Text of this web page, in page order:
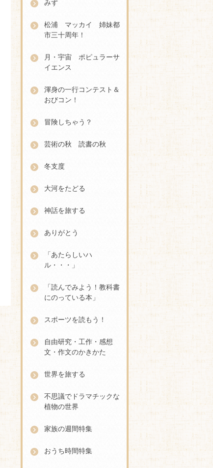
みず
松浦 マッカイ 姉妹都
市三十周年！
月・宇宙 ポピュラーサ
イエンス
渾身の一行コンテスト＆
おびコン！
冒険しちゃう？
芸術の秋 読書の秋
冬支度
大河をたどる
神話を旅する
ありがとう
「あたらしいハ
ル・・・」
「読んでみよう！教科書
にのっている本」
スポーツを読もう！
自由研究・工作・感想
文・作文のかきかた
世界を旅する
不思議でドラマチックな
植物の世界
家族の週間特集
おうち時間特集